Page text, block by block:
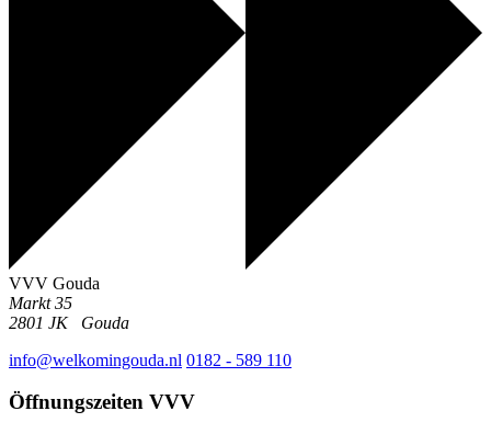
VVV Gouda
Markt 35
2801 JK
Gouda
info@welkomingouda.nl 0182 - 589 110
Öffnungszeiten VVV